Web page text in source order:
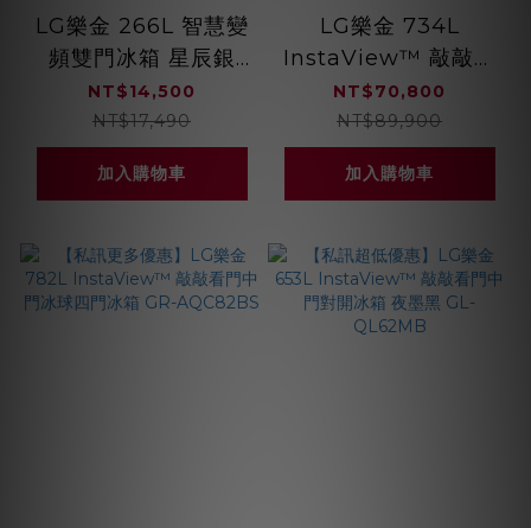
LG樂金 266L 智慧變
頻雙門冰箱 星辰銀
GN-L266SVN
NT$14,500
NT$17,490
加入購物車
LG樂金 734L
InstaView™ 敲敲看
門中門冰球對開冰箱
星光銀 GR-
QPLC82SS
NT$70,800
NT$89,900
加入購物車